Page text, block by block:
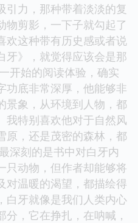
引力，那种带着淡淡的复
物剪影，一下子就勾起了
欢这种带有历史感或者说
牙》，就觉得应该会是那
开始的阅读体验，确实
功底非常深厚，他能够非
景象，从环境到人物，都
我特别喜欢他对于自然风
原，还是茂密的森林，都
深刻的是书中对白牙内
只动物，但作者却能够将
对温暖的渴望，都描绘得
白牙就像是我们人类内心
，它在挣扎，在呐喊，